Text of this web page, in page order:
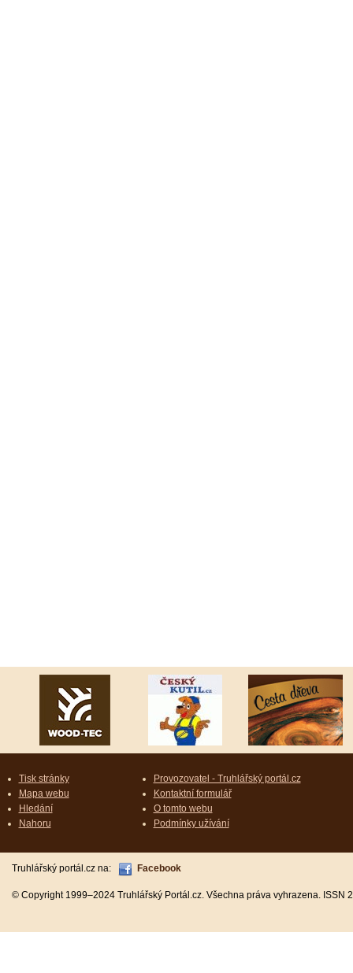
Tisk stránky
Mapa webu
Hledání
Nahoru
Provozovatel - Truhlářský portál.cz
Kontaktní formulář
O tomto webu
Podmínky užívání
Truhlářský portál.cz na: Facebook
© Copyright 1999–2024 Truhlářský Portál.cz. Všechna práva vyhrazena.